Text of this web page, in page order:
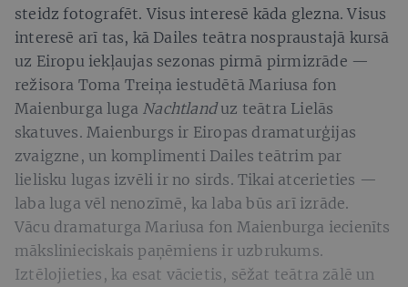
steidz fotografēt. Visus interesē kāda glezna. Visus
interesē arī tas, kā Dailes teātra nospraustajā kursā
uz Eiropu iekļaujas sezonas pirmā pirmizrāde —
režisora Toma Treiņa iestudētā Mariusa fon
Maienburga luga Nachtlanduz teātra Lielās
skatuves. Maienburgs ir Eiropas dramaturģijas
zvaigzne, un komplimenti Dailes teātrim par
lielisku lugas izvēli ir no sirds. Tikai atcerieties —
laba luga vēl nenozīmē, ka laba būs arī izrāde.
Vācu dramaturga Mariusa fon Maienburga iecienīts
mākslinieciskais paņēmiens ir uzbrukums.
Iztēlojieties, ka esat vācietis, sēžat teātra zālē un